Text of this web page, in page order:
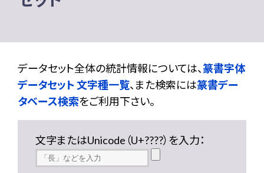
データセット全体の統計情報については、篆書字体
データセット 文字種一覧、また検索には篆書デー
タベース検索をご利用下さい。
文字またはUnicode（U+????）を入力：